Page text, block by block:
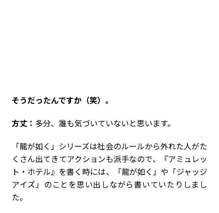
――そうだったんですか（笑）。
方丈： 多分、誰も気づいていないと思います。
「龍が如く」シリーズは社会のルールから外れた人がた
くさん出てきてアクションも派手なので、『アミュレッ
ト・ホテル』を書く時には、「龍が如く」や「ジャッジ
アイズ」のことを思い出しながら書いていたりしまし
た。